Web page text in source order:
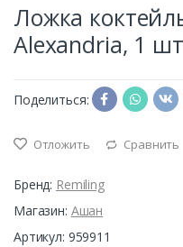
Ложка
Alexandria, 1 шт
Поделиться:
Отложить Сравнить
Бренд: Remiling
Магазин: Ашан
Артикул: 959911